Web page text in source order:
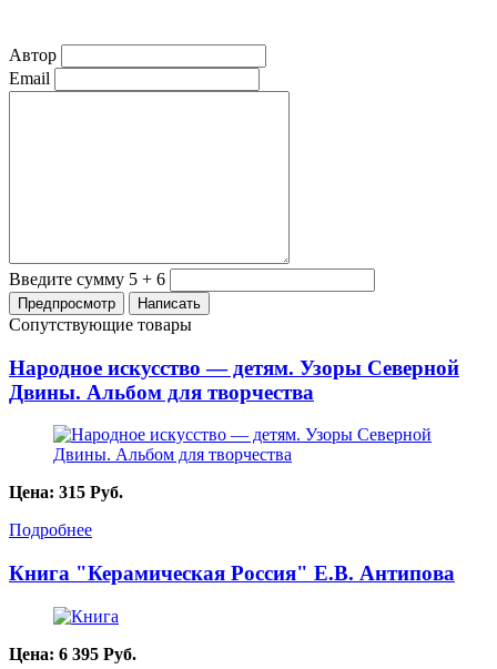
Автор
Email
Введите сумму 5 + 6
Сопутствующие товары
Народное искусство — детям. Узоры Северной
Двины. Альбом для творчества
Цена: 315 Руб.
Подробнее
Книга "Керамическая Россия" Е.В. Антипова
Цена: 6 395 Руб.